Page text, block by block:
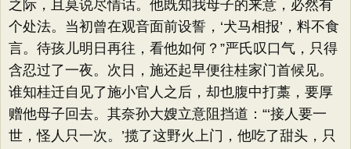
之际，且莫说尽情话。他既知我母子的来意，必然有
个处法。当初曾在观音面前设誓，‘犬马相报’，料不食
言。待孩儿明日再往，看他如何？​”严氏叹口气，只得
含忍过了一夜。次日，施还起早便往桂家门首候见。
谁知桂迁自见了施小官人之后，却也腹中打藁，要厚
赠他母子回去。其奈孙大嫂立意阻挡道：​“‘接人要一
世，怪人只一次。’揽了这野火上门，他吃了甜头，只